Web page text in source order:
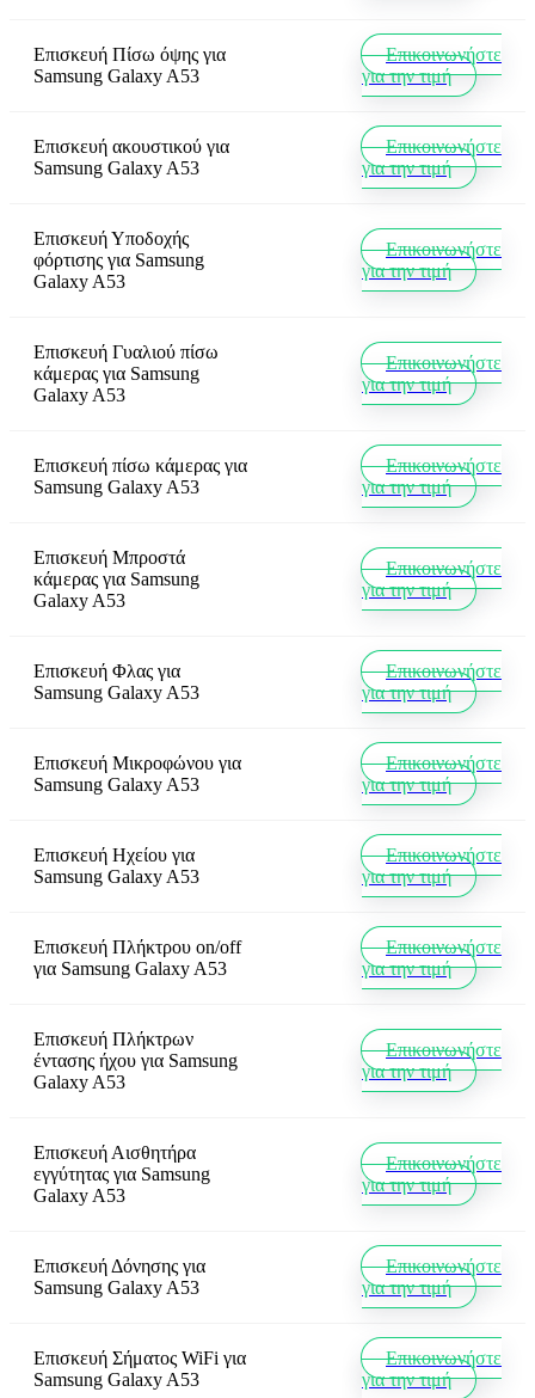
Επισκευή Πίσω όψης για
Samsung Galaxy A53
Επικοινωνήστε
για την τιμή
Επισκευή ακουστικού για
Samsung Galaxy A53
Επικοινωνήστε
για την τιμή
Επισκευή Υποδοχής
φόρτισης για Samsung
Galaxy A53
Επικοινωνήστε
για την τιμή
Επισκευή Γυαλιού πίσω
κάμερας για Samsung
Galaxy A53
Επικοινωνήστε
για την τιμή
Επισκευή πίσω κάμερας για
Samsung Galaxy A53
Επικοινωνήστε
για την τιμή
Επισκευή Μπροστά
κάμερας για Samsung
Galaxy A53
Επικοινωνήστε
για την τιμή
Επισκευή Φλας για
Samsung Galaxy A53
Επικοινωνήστε
για την τιμή
Επισκευή Μικροφώνου για
Samsung Galaxy A53
Επικοινωνήστε
για την τιμή
Επισκευή Ηχείου για
Samsung Galaxy A53
Επικοινωνήστε
για την τιμή
Επισκευή Πλήκτρου on/off
για Samsung Galaxy A53
Επικοινωνήστε
για την τιμή
Επισκευή Πλήκτρων
έντασης ήχου για Samsung
Galaxy A53
Επικοινωνήστε
για την τιμή
Επισκευή Αισθητήρα
εγγύτητας για Samsung
Galaxy A53
Επικοινωνήστε
για την τιμή
Επισκευή Δόνησης για
Samsung Galaxy A53
Επικοινωνήστε
για την τιμή
Επισκευή Σήματος WiFi για
Samsung Galaxy A53
Επικοινωνήστε
για την τιμή